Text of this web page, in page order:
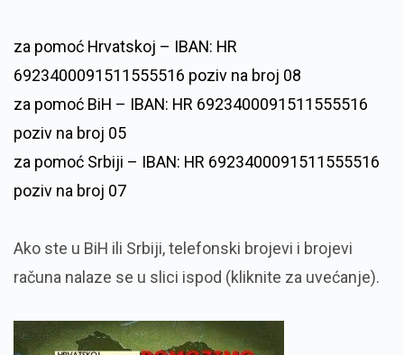
za pomoć Hrvatskoj – IBAN: HR
6923400091511555516 poziv na broj 08
za pomoć BiH – IBAN: HR 6923400091511555516
poziv na broj 05
za pomoć Srbiji – IBAN: HR 6923400091511555516
poziv na broj 07
Ako ste u BiH ili Srbiji, telefonski brojevi i brojevi
računa nalaze se u slici ispod (kliknite za uvećanje).